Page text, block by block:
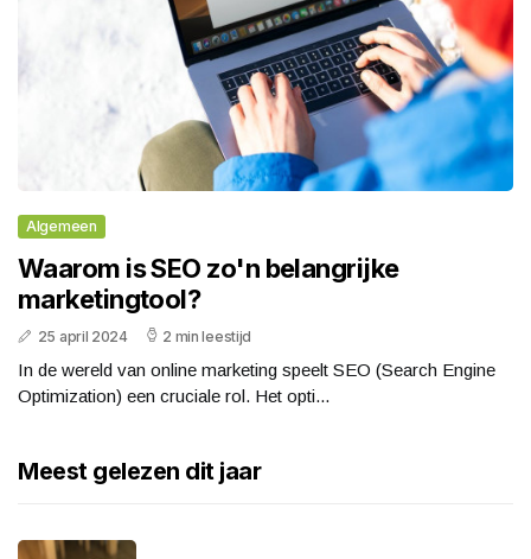
Algemeen
Waarom is SEO zo'n belangrijke
marketingtool?
25 april 2024 2 min leestijd
In de wereld van online marketing speelt SEO (Search Engine
Optimization) een cruciale rol. Het opti...
Meest gelezen dit jaar